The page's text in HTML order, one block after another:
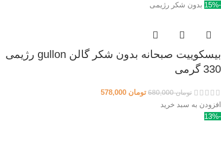
-15%
بدون شکر رژیمی
بیسکوییت صبحانه بدون شکر گالن gullon رژیمی
330 گرمی
تومان680,000 تومان
افزودن به سبد خرید
-13%